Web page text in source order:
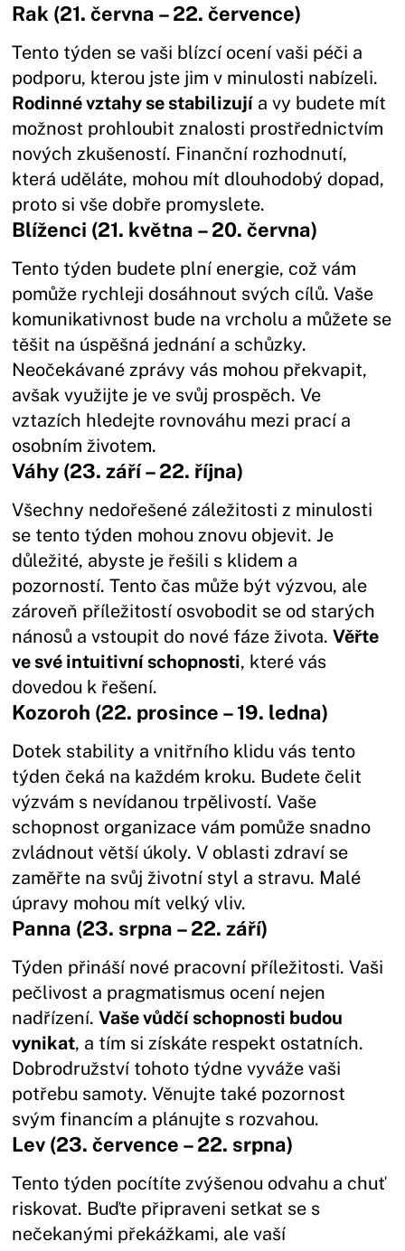
Rak (21. června – 22. července)
Tento týden se vaši blízcí ocení vaši péči a
podporu, kterou jste jim v minulosti nabízeli.
Rodinné vztahy se stabilizují a vy budete mít
možnost prohloubit znalosti prostřednictvím
nových zkušeností. Finanční rozhodnutí,
která uděláte, mohou mít dlouhodobý dopad,
proto si vše dobře promyslete.
Blíženci (21. května – 20. června)
Tento týden budete plní energie, což vám
pomůže rychleji dosáhnout svých cílů. Vaše
komunikativnost bude na vrcholu a můžete se
těšit na úspěšná jednání a schůzky.
Neočekávané zprávy vás mohou překvapit,
avšak využijte je ve svůj prospěch. Ve
vztazích hledejte rovnováhu mezi prací a
osobním životem.
Váhy (23. září – 22. října)
Všechny nedořešené záležitosti z minulosti
se tento týden mohou znovu objevit. Je
důležité, abyste je řešili s klidem a
pozorností. Tento čas může být výzvou, ale
zároveň příležitostí osvobodit se od starých
nánosů a vstoupit do nové fáze života.Věřte
ve své intuitivní schopnosti, které vás
dovedou k řešení.
Kozoroh (22. prosince – 19. ledna)
Dotek stability a vnitřního klidu vás tento
týden čeká na každém kroku. Budete čelit
výzvám s nevídanou trpělivostí. Vaše
schopnost organizace vám pomůže snadno
zvládnout větší úkoly. V oblasti zdraví se
zaměřte na svůj životní styl a stravu. Malé
úpravy mohou mít velký vliv.
Panna (23. srpna – 22. září)
Týden přináší nové pracovní příležitosti. Vaši
pečlivost a pragmatismus ocení nejen
nadřízení.Vaše vůdčí schopnosti budou
vynikat, a tím si získáte respekt ostatních.
Dobrodružství tohoto týdne vyváže vaši
potřebu samoty. Věnujte také pozornost
svým financím a plánujte s rozvahou.
Lev (23. července – 22. srpna)
Tento týden pocítíte zvýšenou odvahu a chuť
riskovat. Buďte připraveni setkat se s
nečekanými překážkami, ale vaší